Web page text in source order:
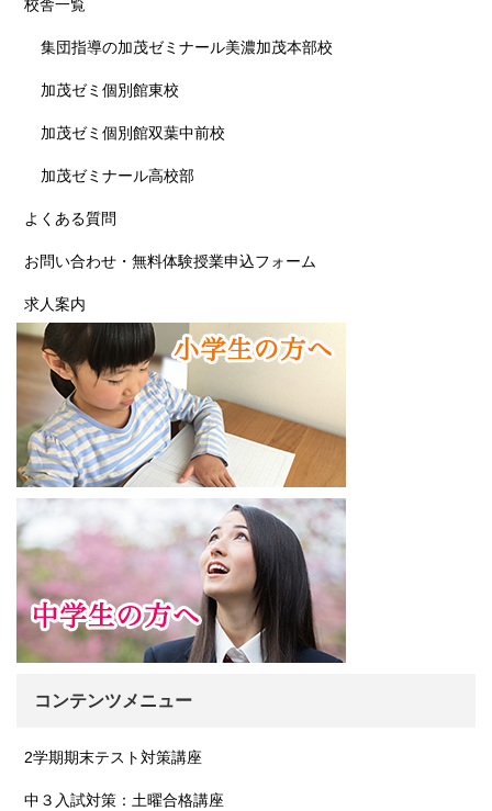
校舎一覧
集団指導の加茂ゼミナール美濃加茂本部校
加茂ゼミ個別館東校
加茂ゼミ個別館双葉中前校
加茂ゼミナール高校部
よくある質問
お問い合わせ・無料体験授業申込フォーム
求人案内
コンテンツメニュー
2学期期末テスト対策講座
中３入試対策：土曜合格講座